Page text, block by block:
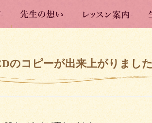
のコピーが出来上がりました